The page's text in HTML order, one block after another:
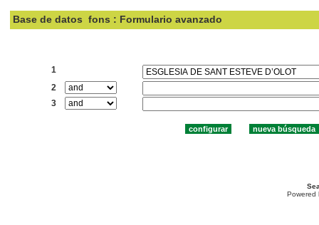
Base de datos fons : Formulario avanzado
1
2
3